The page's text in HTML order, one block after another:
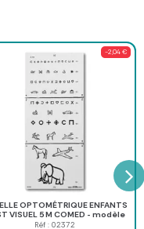
-2,04 €
OPTOMÉTRIQUE ENFANTS
VISUEL 5 M COMED - modèle
enfant
Réf : 02372